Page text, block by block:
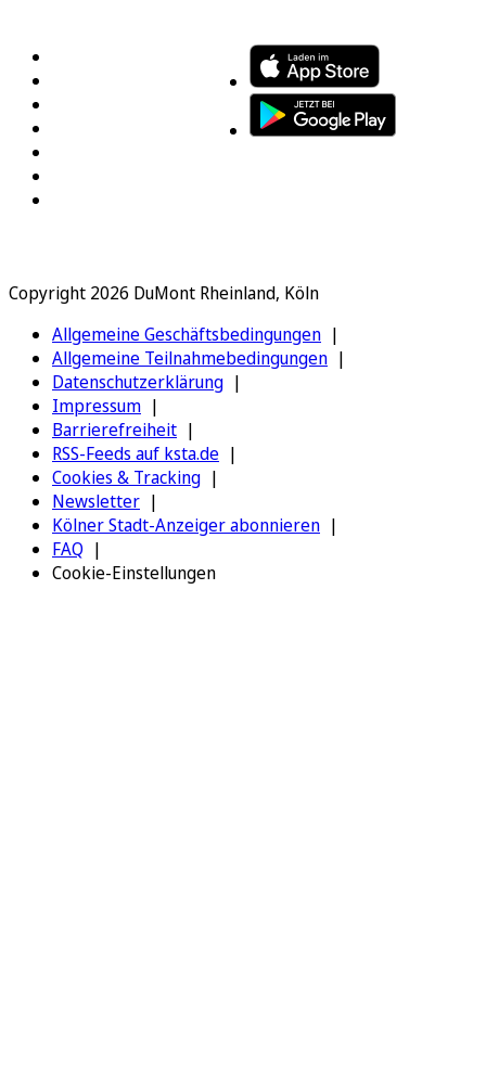
Copyright 2026 DuMont Rheinland, Köln
Allgemeine Geschäftsbedingungen
Allgemeine Teilnahmebedingungen
Datenschutzerklärung
Impressum
Barrierefreiheit
RSS-Feeds auf ksta.de
Cookies & Tracking
Newsletter
Kölner Stadt-Anzeiger abonnieren
FAQ
Cookie-Einstellungen